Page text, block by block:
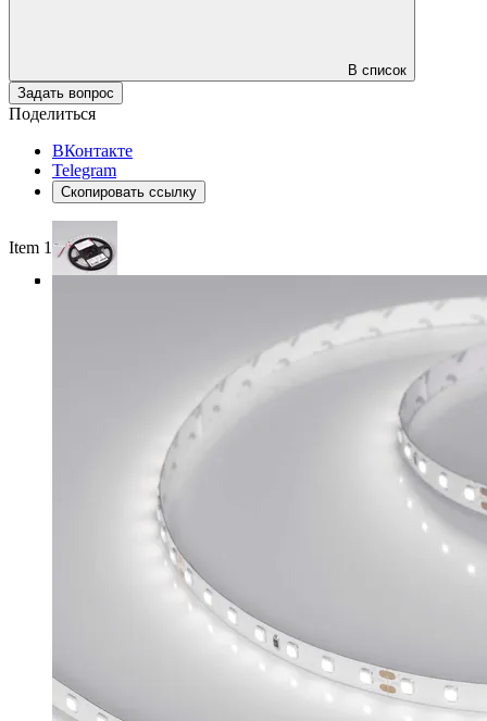
В список
Задать вопрос
Поделиться
ВКонтакте
Telegram
Скопировать ссылку
Item 1 of 4